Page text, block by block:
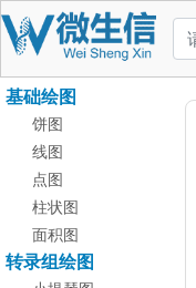
基础绘图
饼图
线图
点图
柱状图
面积图
转录组绘图